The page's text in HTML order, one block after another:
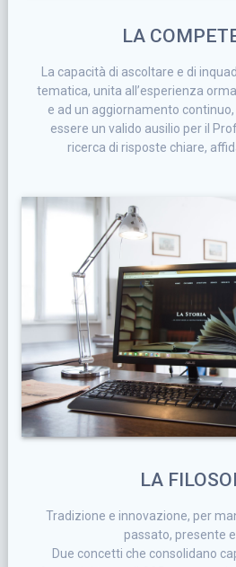
LA
La capacità di ascoltare e di
tematica, unita all’esperienza
e ad un aggiornamento
essere un valido ausilio per il
ricerca di risposte chiare,
LA
Tradizione e innovazione, per
passato, presente
Due concetti che consolidano